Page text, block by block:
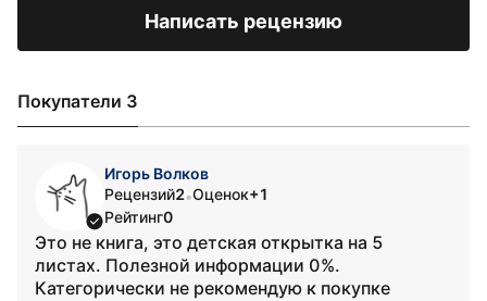
Написать рецензию
Покупатели 3
Игорь Волков
Рецензий2•Оценок+1
Рейтинг0
Это не книга, это детская открытка на 5
листах. Полезной информации 0%.
Категорически не рекомендую к покупке